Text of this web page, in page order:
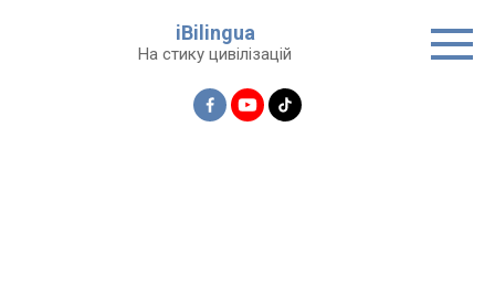
iBilingua
На стику цивілізацій